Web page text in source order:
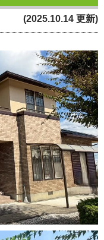
(2025.10.14 更新)